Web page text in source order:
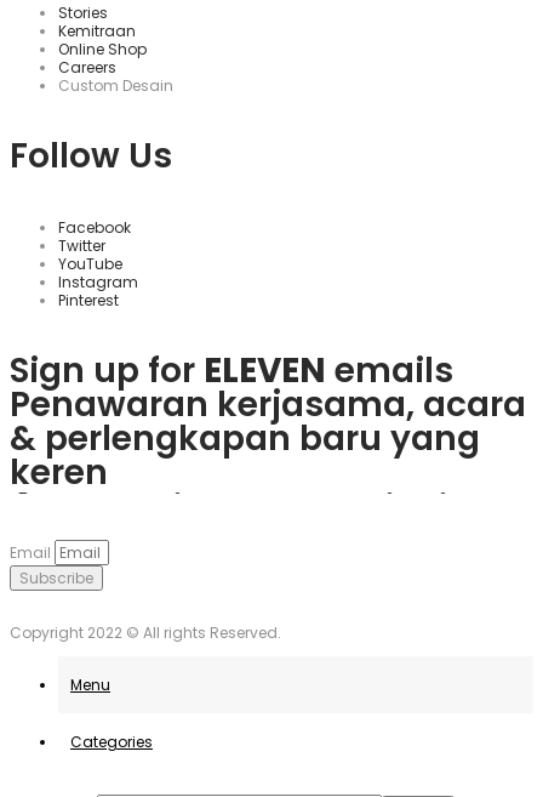
Stories
Kemitraan
Online Shop
Careers
Custom Desain
Follow Us
Facebook
Twitter
YouTube
Instagram
Pinterest
Sign up for ELEVEN emails
Penawaran kerjasama, acara
& perlengkapan baru yang
keren
Rasakan keseruan plinko slot
dan menangkan hadiah
nyata langsung dari ponsel
Mainkan 1win dan nikmati
berbagai bonus menarik dan
game populer.
Če obožujete vznemirjenje
igralnic, je
mesto. Uživajte v igrah in
muy sencillo y divertido!
Email
Subscribe
Copyright 2022 © All rights Reserved.
Menu
Categories